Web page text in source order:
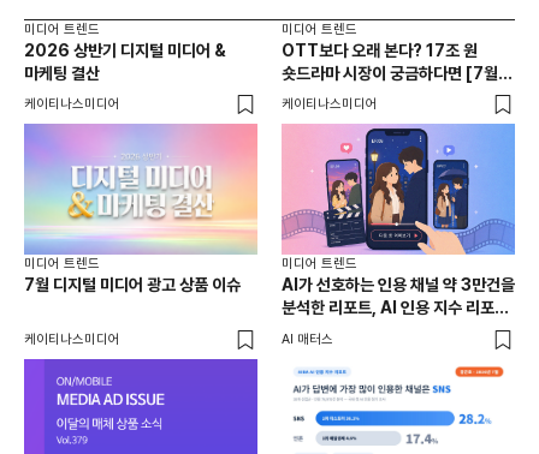
미디어 트렌드
2026 상반기 디지털 미디어 &
마케팅 결산
케이티나스미디어
미디어 트렌드
OTT보다 오래 본다? 17조 원
숏드라마 시장이 궁금하다면 [7월
디지털 미디어&마케팅 이슈]
케이티나스미디어
미디어 트렌드
7월 디지털 미디어 광고 상품 이슈
케이티나스미디어
미디어 트렌드
AI가 선호하는 인용 채널 약 3만건을
분석한 리포트, AI 인용 지수 리포트
7월호
AI 매터스